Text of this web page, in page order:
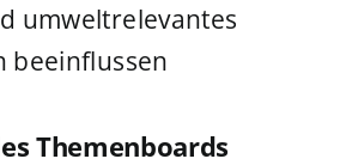
umweltrelevantes
beeinflussen
Themenboards